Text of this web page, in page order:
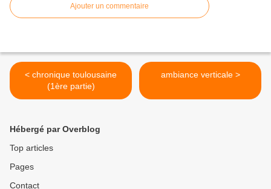
Ajouter un commentaire
< chronique toulousaine
(1ère partie)
ambiance verticale >
Hébergé par Overblog
Top articles
Pages
Contact